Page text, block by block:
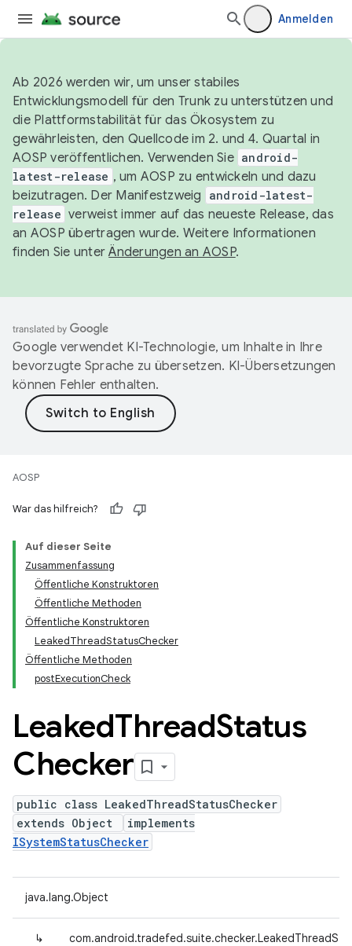
Anmelden
Ab 2026 werden wir, um unser stabiles
Entwicklungsmodell für den Trunk zu unterstützen und
die Plattformstabilität für das Ökosystem zu
gewährleisten, den Quellcode im 2. und 4. Quartal in
AOSP veröffentlichen. Verwenden Sie android-
latest-release , um AOSP zu entwickeln und dazu
beizutragen. Der Manifestzweig
android-latest-
release verweist immer auf das neueste Release, das
an AOSP übertragen wurde. Weitere Informationen
finden Sie unterÄnderungen an AOSP.
Google verwendet KI-Technologie, um Inhalte in Ihre
bevorzugte Sprache zu übersetzen. KI-Übersetzungen
können Fehler enthalten.
AOSP
War das hilfreich?
Auf dieser Seite
Zusammenfassung
Öffentliche Konstruktoren
Öffentliche Methoden
Öffentliche Konstruktoren
LeakedThreadStatusChecker
Öffentliche Methoden
postExecutionCheck
LeakedThreadStatus
Checker
public class LeakedThreadStatusChecker
extends Object
implements
ISystemStatusChecker
java.lang.Object
↳